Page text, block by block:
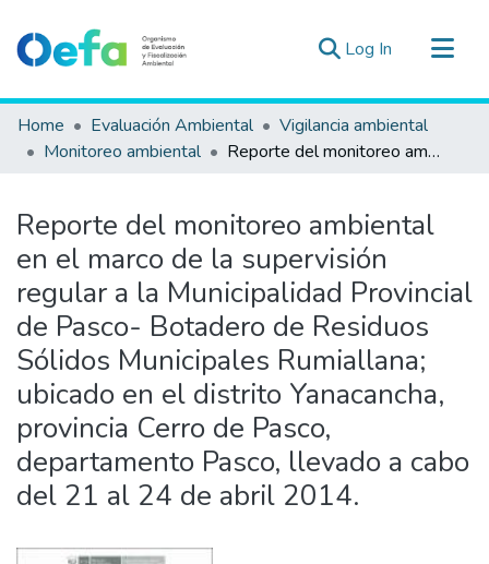
Log In (current)
Communities & Collections
All of DSpace
Estad. Externas
Guias ▾
Home Evaluación Ambiental
Vigilancia ambiental
Monitoreo ambiental
Reporte del monitoreo ambiental en el marco de la supervisión regular a la Municipalidad Provincial de Pasco- Botadero de Residuos Sólidos Municipales Rumiallana; ubicado en el distrito Yanacancha, provincia Cerro de Pasco, departamento Pasco, llevado a cabo del 21 al 24 de abril 2014.
Reporte del monitoreo ambiental
en el marco de la supervisión
regular a la Municipalidad Provincial
de Pasco- Botadero de Residuos
Sólidos Municipales Rumiallana;
ubicado en el distrito Yanacancha,
provincia Cerro de Pasco,
departamento Pasco, llevado a cabo
del 21 al 24 de abril 2014.